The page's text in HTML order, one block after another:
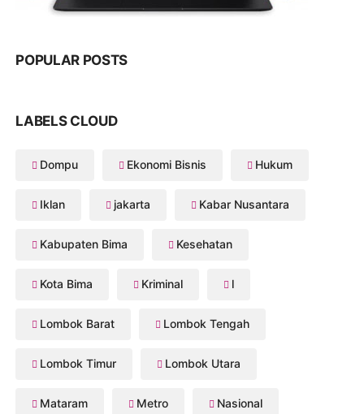
POPULAR POSTS
LABELS CLOUD
Dompu Ekonomi Bisnis Hukum
Iklan jakarta Kabar Nusantara
Kabupaten Bima Kesehatan
Kota Bima Kriminal l
Lombok Barat Lombok Tengah
Lombok Timur Lombok Utara
Mataram Metro Nasional